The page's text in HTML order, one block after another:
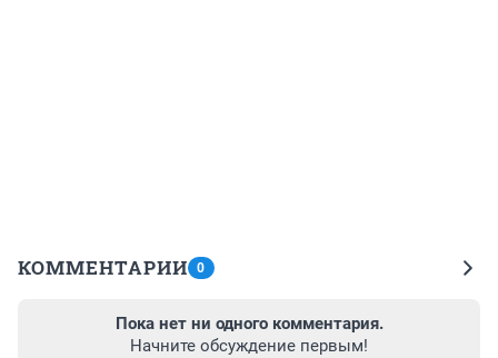
КОММЕНТАРИИ 0
Пока нет ни одного комментария.
Начните обсуждение первым!